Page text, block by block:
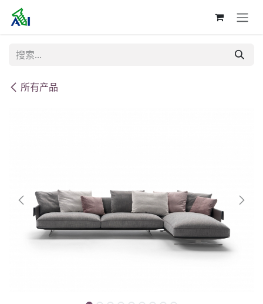
跳至内容
所有产品